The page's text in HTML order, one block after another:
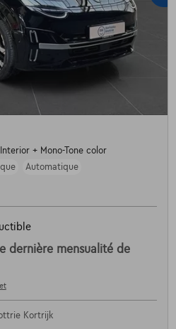
+ Mono-Tone color
Automatique
dernière mensualité de
Kortrijk